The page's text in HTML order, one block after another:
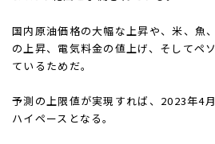
国内原油価格の大幅な上昇や、米、魚
の上昇、電気料金の値上げ、そしてペ
ているためだ。
予測の上限値が実現すれば、2023年4
ハイペースとなる。